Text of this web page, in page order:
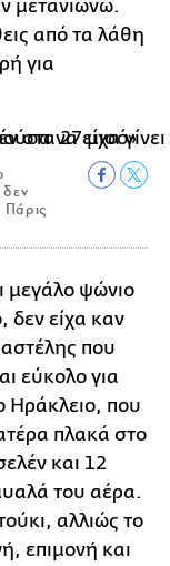
μετανιώνω.
από τα λάθη
για
Πάρις
μεγάλο ψώνιο
δεν είχα καν
που
εύκολο για
Ηράκλειο, που
πλακά στο
και 12
του αέρα.
αλλιώς το
επιμονή και